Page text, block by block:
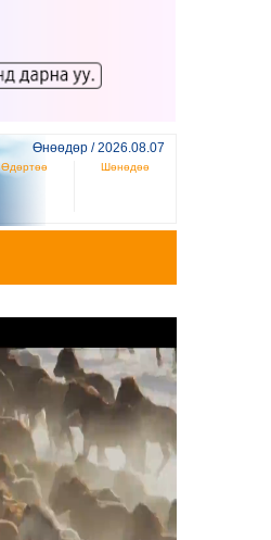
Өнөөдөр / 2026.08.07
Өдөртөө Шөнөдөө